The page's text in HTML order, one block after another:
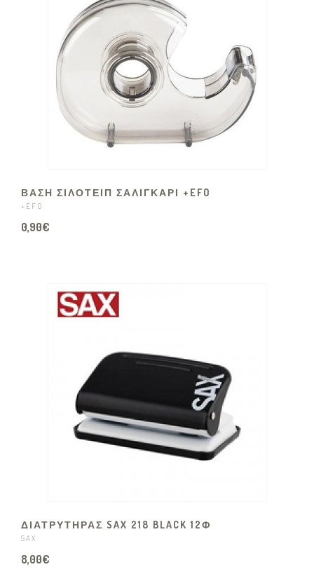
ΒΑΣΗ ΣΙΛΟΤΕΙΠ ΣΑΛΙΓΚΑΡΙ +EFO
+EFO
0,90€
ΔΙΑΤΡΥΤΗΡΑΣ SAX 218 BLACK 12Φ
SAX
8,00€